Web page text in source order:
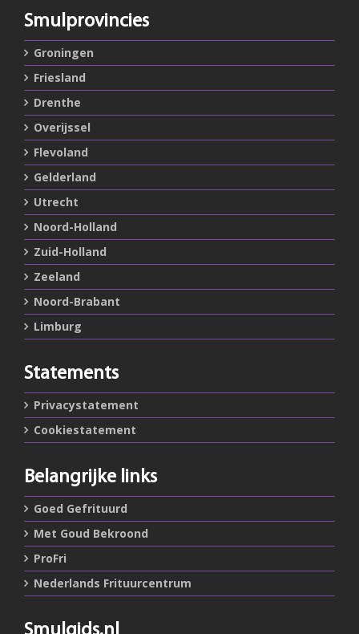
Smulprovincies
Groningen
Friesland
Drenthe
Overijssel
Flevoland
Gelderland
Utrecht
Noord-Holland
Zuid-Holland
Zeeland
Noord-Brabant
Limburg
Statements
Privacystatement
Cookiestatement
Belangrijke links
Goed Gefrituurd
Met Goud Bekroond
ProFri
Nederlands Frituurcentrum